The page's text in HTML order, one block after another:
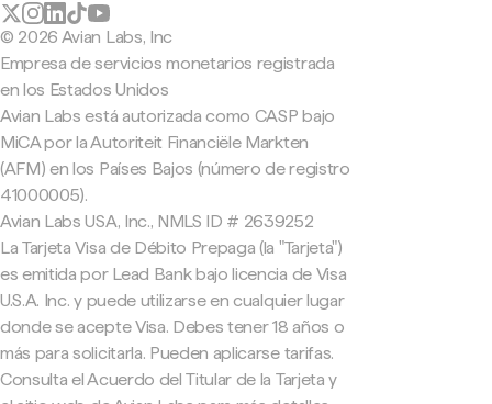
© 2026 Avian Labs, Inc
Empresa de servicios monetarios registrada
en los Estados Unidos
Avian Labs está autorizada como CASP bajo
MiCA por la Autoriteit Financiële Markten
(AFM) en los Países Bajos (número de registro
41000005).
Avian Labs USA, Inc., NMLS ID # 2639252
La Tarjeta Visa de Débito Prepaga (la "Tarjeta")
es emitida por Lead Bank bajo licencia de Visa
U.S.A. Inc. y puede utilizarse en cualquier lugar
donde se acepte Visa. Debes tener 18 años o
más para solicitarla. Pueden aplicarse tarifas.
Consulta el Acuerdo del Titular de la Tarjeta y